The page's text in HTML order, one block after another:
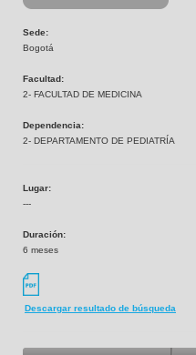
Sede:
Bogotá
Facultad:
2- FACULTAD DE MEDICINA
Dependencia:
2- DEPARTAMENTO DE PEDIATRÍA
Lugar:
---
Duración:
6 meses
Descargar resultado de búsqueda